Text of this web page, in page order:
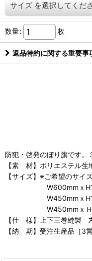
サイズ を選択してくだ
数量: 枚
返品特約に関する重要事
防犯・啓発のぼり旗です。
【素 材】ポリエステル生
【サイズ】※ご希望の
W600mm
W450mmｘ
W450mmｘＨ
【仕 様】上下三巻縫製
【納 期】受注生産品［3